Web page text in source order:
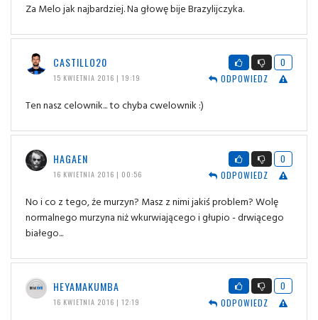
Za Melo jak najbardziej. Na głowę bije Brazylijczyka.
CASTILLO20
15 KWIETNIA 2016 | 19:19
0
ODPOWIEDZ
Ten nasz celownik... to chyba cwelownik :)
HAGAEN
16 KWIETNIA 2016 | 00:56
0
ODPOWIEDZ
No i co z tego, że murzyn? Masz z nimi jakiś problem? Wolę
normalnego murzyna niż wkurwiającego i głupio - drwiącego
białego...
HEYAMAKUMBA
16 KWIETNIA 2016 | 12:19
0
ODPOWIEDZ